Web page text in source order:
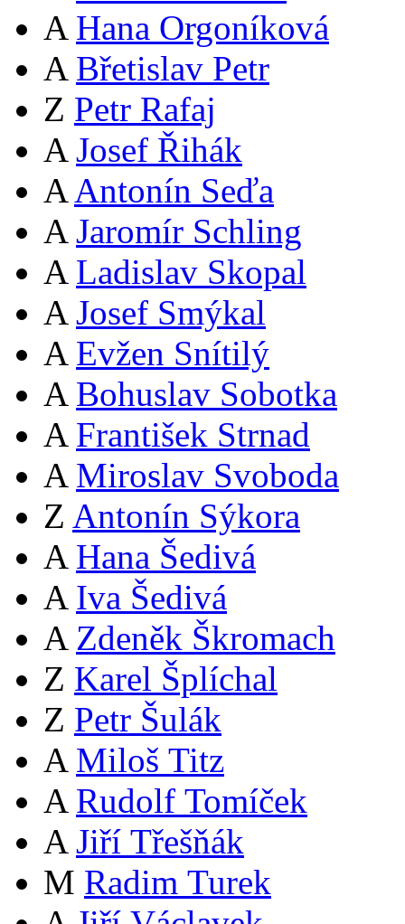
A Hana Orgoníková
A Břetislav Petr
Z Petr Rafaj
A Josef Řihák
A Antonín Seďa
A Jaromír Schling
A Ladislav Skopal
A Josef Smýkal
A Evžen Snítilý
A Bohuslav Sobotka
A František Strnad
A Miroslav Svoboda
Z Antonín Sýkora
A Hana Šedivá
A Iva Šedivá
A Zdeněk Škromach
Z Karel Šplíchal
Z Petr Šulák
A Miloš Titz
A Rudolf Tomíček
A Jiří Třešňák
M Radim Turek